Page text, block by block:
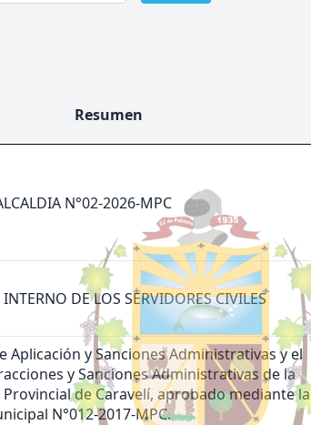
Resumen
N°02-2026-MPC
DE LOS SERVIDORES CIVILES
Aplicación y Sanciones Administrativas y el
y Sanciones Administrativas de la
de Caravelí, aprobado mediante la
N°012-2017-MPC.